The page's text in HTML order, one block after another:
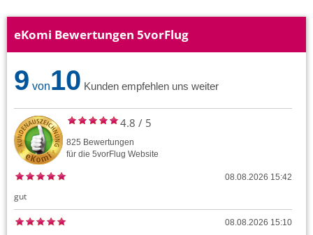
eKomi Bewertungen 5vorFlug
9 von10 Kunden empfehlen uns weiter
4.8 / 5
825 Bewertungen
für die 5vorFlug Website
08.08.2026 15:42
gut
08.08.2026 15:10